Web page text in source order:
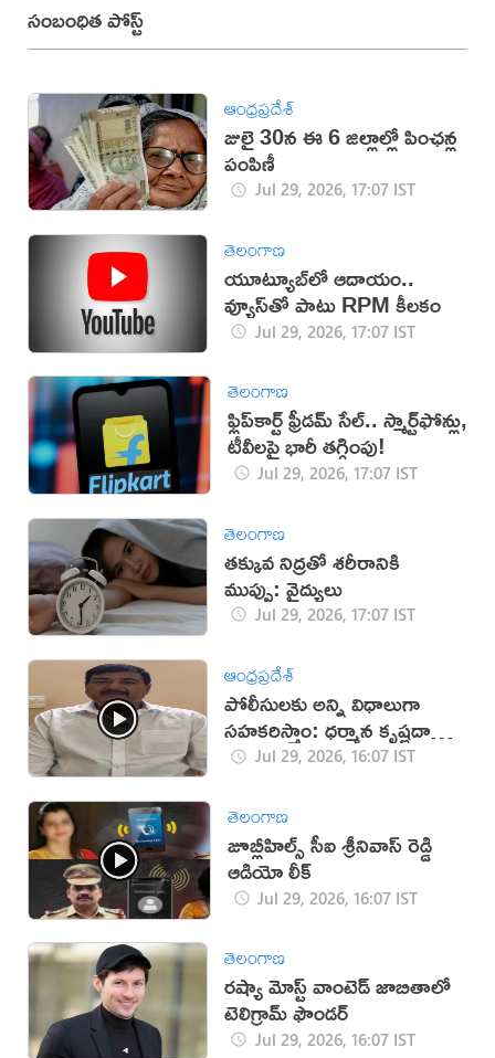
సంబంధిత పోస్ట్
ఆంధ్రప్రదేశ్
జులై 30న ఈ 6 జిల్లాల్లో పింఛన్ల
పంపిణీ
Jul 29, 2026, 17:07 IST
తెలంగాణ
యూట్యూబ్‌లో ఆదాయం..
వ్యూస్‌తో పాటు RPM కీలకం
Jul 29, 2026, 17:07 IST
తెలంగాణ
ఫ్లిప్‌కార్ట్ ఫ్రీడమ్ సేల్.. స్మార్ట్‌ఫోన్లు,
టీవీలపై భారీ తగ్గింపు!
Jul 29, 2026, 17:07 IST
తెలంగాణ
తక్కువ నిద్రతో శరీరానికి
ముప్పు: వైద్యులు
Jul 29, 2026, 17:07 IST
ఆంధ్రప్రదేశ్
పోలీసులకు అన్ని విధాలుగా
సహకరిస్తాం: ధర్మాన కృష్ణదాస్
(వీడియో)
Jul 29, 2026, 16:07 IST
తెలంగాణ
జూబ్లీహిల్స్ సీఐ శ్రీనివాస్ రెడ్డి
ఆడియో లీక్
Jul 29, 2026, 16:07 IST
తెలంగాణ
రష్యా మోస్ట్ వాంటెడ్ జాబితాలో
టెలిగ్రామ్ ఫౌండర్
Jul 29, 2026, 16:07 IST